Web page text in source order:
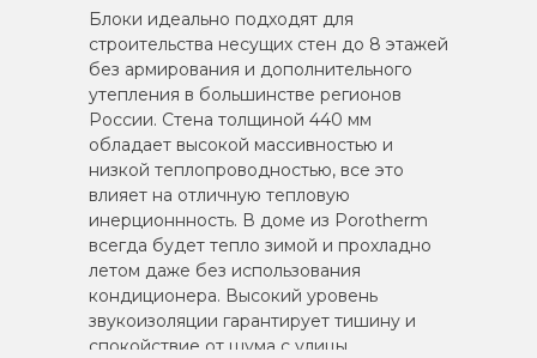
Блоки идеально подходят для
строительства несущих стен до 8 этажей
без армирования и дополнительного
утепления в большинстве регионов
России. Стена толщиной 440 мм
обладает высокой массивностью и
низкой теплопроводностью, все это
влияет на отличную тепловую
инерционнность. В доме из Porotherm
всегда будет тепло зимой и прохладно
летом даже без использования
кондиционера. Высокий уровень
звукоизоляции гарантирует тишину и
спокойствие от шума с улицы.